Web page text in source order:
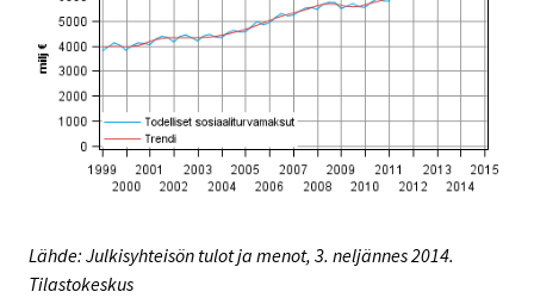
Lähde: Julkisyhteisön tulot ja menot, 3. neljännes 2014.
Tilastokeskus